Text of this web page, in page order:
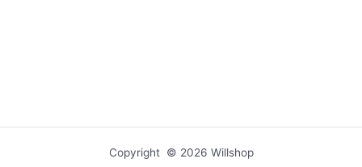
Copyright © 2026 Willshop